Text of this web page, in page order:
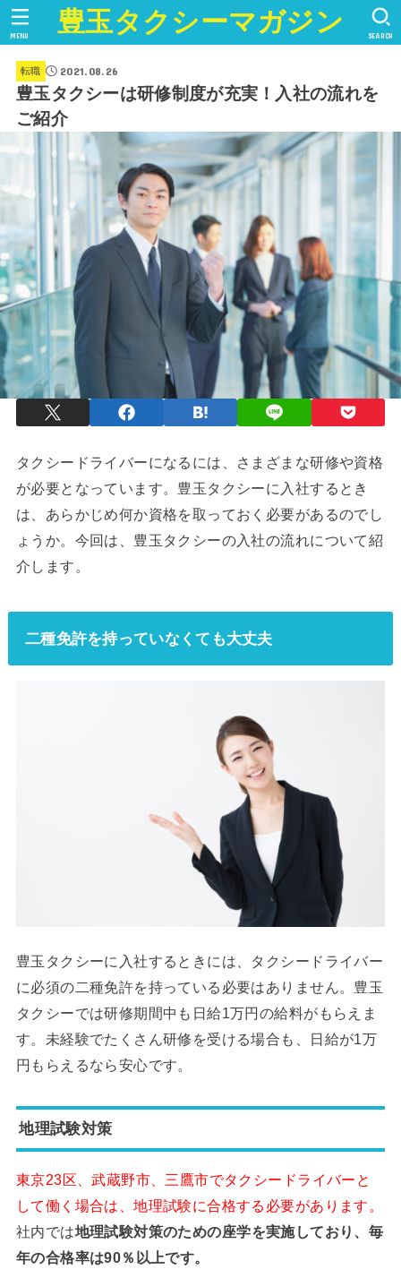
豊玉タクシーマガジン SEARCH
MENU
転職 2021.08.26
豊玉タクシーは研修制度が充実！入社の流れを
ご紹介
タクシードライバーになるには、さまざまな研修や資格
が必要となっています。豊玉タクシーに入社するとき
は、あらかじめ何か資格を取っておく必要があるのでし
ょうか。今回は、豊玉タクシーの入社の流れについて紹
介します。
二種免許を持っていなくても大丈夫
豊玉タクシーに入社するときには、タクシードライバー
に必須の二種免許を持っている必要はありません。豊玉
タクシーでは研修期間中も日給1万円の給料がもらえま
す。未経験でたくさん研修を受ける場合も、日給が1万
円もらえるなら安心です。
地理試験対策
東京23区、武蔵野市、三鷹市でタクシードライバーと
して働く場合は、地理試験に合格する必要があります。
社内では地理試験対策のための座学を実施しており、毎
年の合格率は90％以上です。